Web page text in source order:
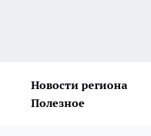
Новости региона
Полезное